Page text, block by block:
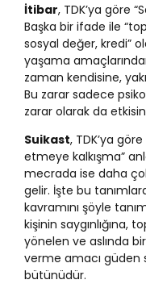
İtibar, TDK’ya göre
Başka bir ifade ile
sosyal değer, kredi”
yaşama
zaman kendisine,
Bu zarar sadece
zarar olarak da
Suikast, TDK’ya
etmeye kalkışma”
mecrada ise daha
gelir. İşte bu
kavramını şöyle
kişinin saygınlığına,
yönelen ve aslında
verme amacı güden
bütünüdür.